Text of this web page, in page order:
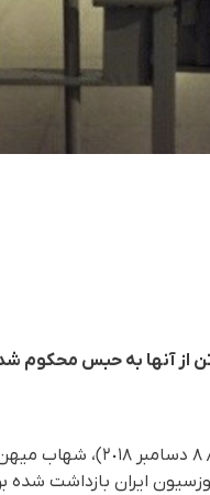
آنها بە حبس محکوم
برپایە گزارش سازمان حقوق بشری